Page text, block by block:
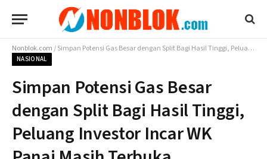
Nonblok.com/Simpan Potensi Gas Besar dengan Split Bagi Hasil Tinggi, Peluang Investor Incar WK Panai Masih Terbuka
NASIONAL
Simpan Potensi Gas Besar
dengan Split Bagi Hasil Tinggi,
Peluang Investor Incar WK